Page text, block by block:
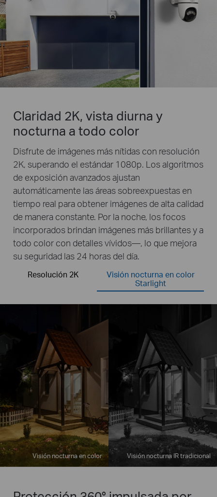
Claridad 2K, vista diurna y
nocturna a todo color
Disfrute de imágenes más nítidas con resolución
2K, superando el estándar 1080p. Los algoritmos
de exposición avanzados ajustan
automáticamente las áreas sobreexpuestas en
tiempo real para obtener imágenes de alta calidad
de manera constante. Por la noche, los focos
incorporados brindan imágenes más brillantes y a
todo color con detalles vívidos—, lo que mejora
su seguridad las 24 horas del día.
Resolución 2K
Visión nocturna en color
Starlight